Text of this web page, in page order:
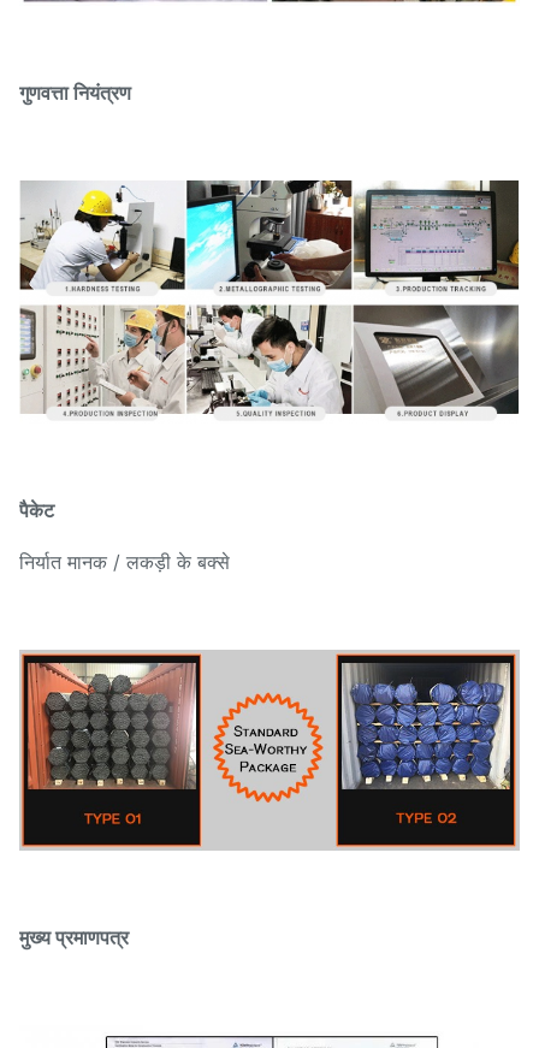
गुणवत्ता नियंत्रण
पैकेट
निर्यात मानक / लकड़ी के बक्से
मुख्य प्रमाणपत्र